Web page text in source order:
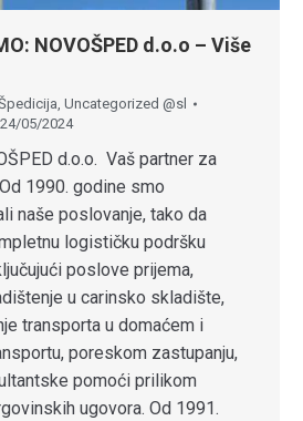
NOVOŠPED d.o.o – Više
, Uncategorized @sl
24/05/2024
d.o.o. Vaš partner za
1990. godine smo
naše poslovanje, tako da
logističku podršku
poslove prijema,
u carinsko skladište,
transporta u domaćem i
poreskom zastupanju,
pomoći prilikom
ugovora. Od 1991.